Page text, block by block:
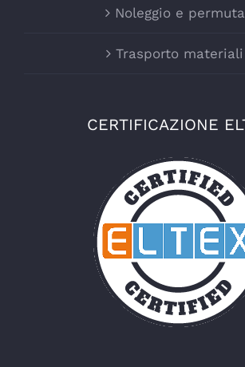
Noleggio e permuta
Trasporto materiali
CERTIFICAZIONE